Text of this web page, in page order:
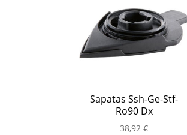
Sapatas Ssh-Ge-Stf-
Ro90 Dx
38,92€